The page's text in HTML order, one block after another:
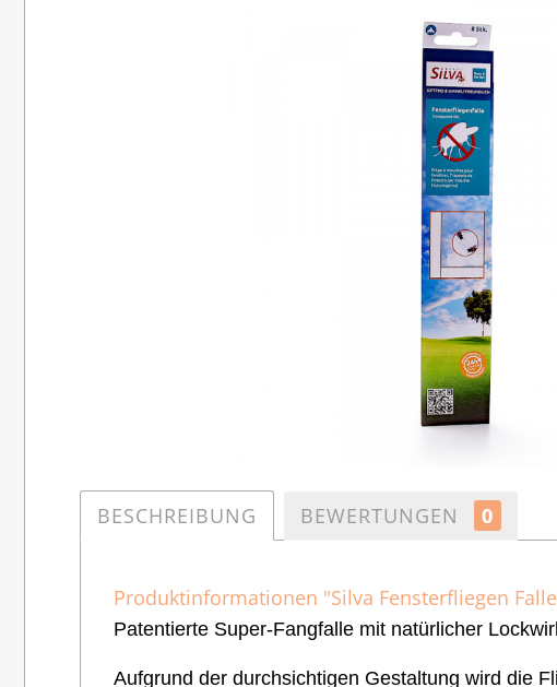
BESCHREIBUNG BEWERTUNGEN 0
Produktinformationen "Silva Fensterfliegen
Patentierte Super-Fangfalle mit natürlicher
Aufgrund der durchsichtigen Gestaltung wird die